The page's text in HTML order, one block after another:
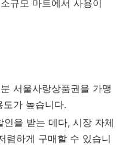
규모 마트에서 사용이
서울사랑상품권을 가맹
가 높습니다.
을 받는 데다, 시장 자체
렴하게 구매할 수 있습니